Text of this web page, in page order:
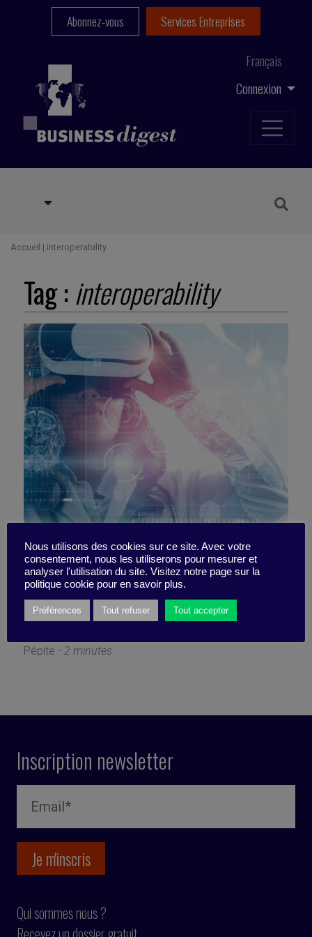
Connexion
Français
Abonnez-vous Services Entreprises
Accueil | interoperability
Tag :interoperability
Vous êtes encore en pleine
croissance !
Pépite - 2 minutes
Inscription newsletter
Qui sommes nous ?
Nous utilisons des cookies sur ce site. Avec votre
consentement, nous les utiliserons pour mesurer et
analyser l'utilisation du site. Visitez notre page sur la
politique cookie pour en savoir plus.
Préférences Tout refuser Tout accepter